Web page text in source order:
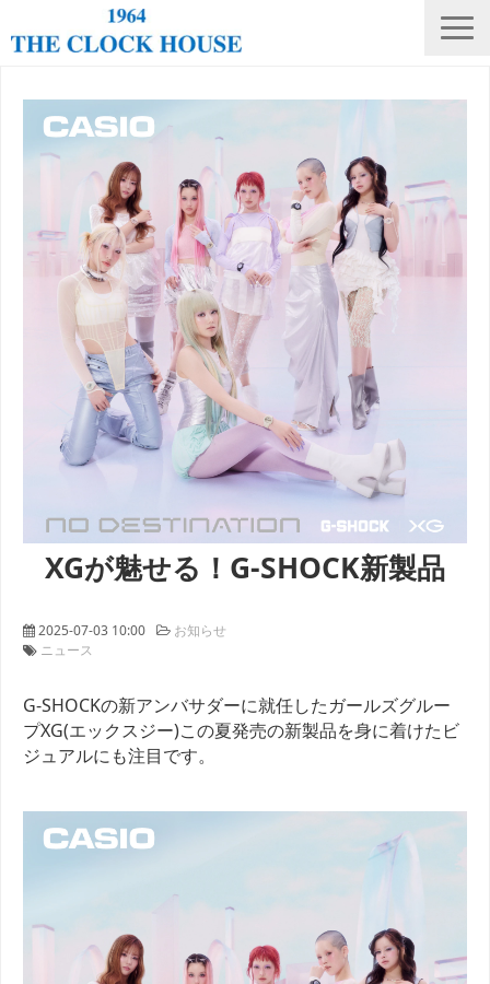
THE CLOCK HOUSE オリジナルウォッチ
ランキング
修理・電池交換
会社概要
採用情報
オンラインストア
店舗リスト
XGが魅せる！G-SHOCK新製品
2025-07-03 10:00
お知らせ
ニュース
G-SHOCKの新アンバサダーに就任したガールズグルー
プXG(エックスジー)この夏発売の新製品を身に着けたビ
ジュアルにも注目です。